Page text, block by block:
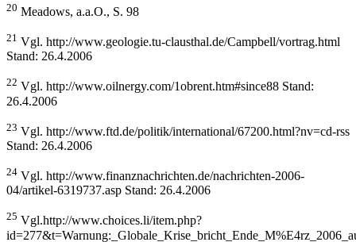
20 Meadows, a.a.O., S. 98
21 Vgl. http://www.geologie.tu-clausthal.de/Campbell/vortrag.html
Stand: 26.4.2006
22 Vgl. http://www.oilnergy.com/1obrent.htm#since88 Stand:
26.4.2006
23 Vgl. http://www.ftd.de/politik/international/67200.html?nv=cd-rss
Stand: 26.4.2006
24 Vgl. http://www.finanznachrichten.de/nachrichten-2006-
04/artikel-6319737.asp Stand: 26.4.2006
25 Vgl.http://www.choices.li/item.php?